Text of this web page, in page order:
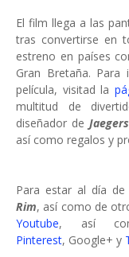
El film llega a las
tras convertirse en
estreno en países
Gran Bretaña. Para
película, visitad la
multitud de
diseñador de Jaegers
así como regalos y
Para estar al día
Rim, así como de
Youtube, así
Pinterest, Google+ y